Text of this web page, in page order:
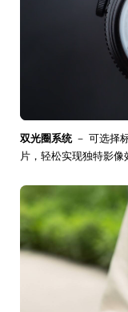
双光圈系统－ 可选择
片，轻松实现独特影像